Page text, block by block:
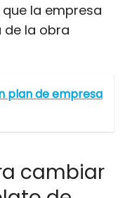
la empresa
la obra
plan de empresa
cambiar